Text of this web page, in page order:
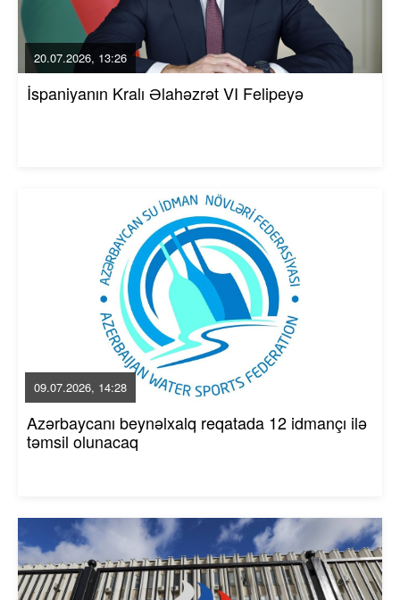
20.07.2026, 13:26
İspaniyanın Kralı Əlahəzrət VI Felipeyə
09.07.2026, 14:28
Azərbaycanı beynəlxalq reqatada 12 idmançı ilə
təmsil olunacaq